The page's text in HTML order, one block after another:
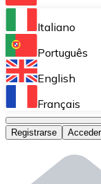
Bitnovo Ramp
Integra
Bitnovo
Bitnovo OTC
Bitnovo ATM
Italiano
Português
English
Français
Registrarse Acceder